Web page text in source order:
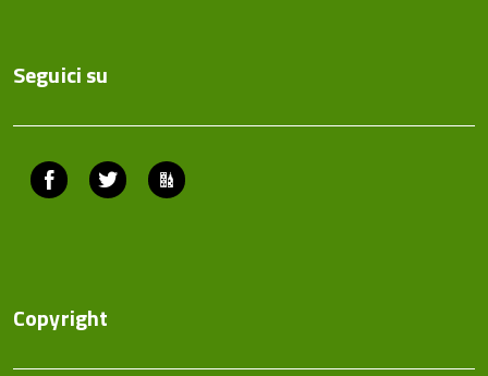
Seguici su
Facebook Twitter
Copyright